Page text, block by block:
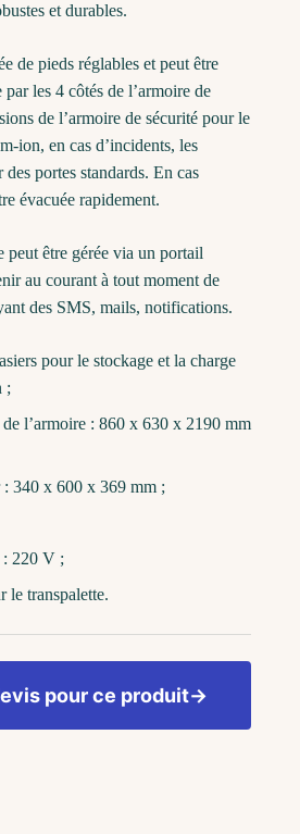
et durables.
de pieds réglables et peut être
les 4 côtés de l’armoire de
de l’armoire de sécurité pour le
ion, en cas d’incidents, les
portes standards. En cas
évacuée rapidement.
peut être gérée via un portail
au courant à tout moment de
des SMS, mails, notifications.
pour le stockage et la charge
;
l’armoire : 860 x 630 x 2190 mm
: 340 x 600 x 369 mm ;
: 220 V ;
le transpalette.
pour ce produit→